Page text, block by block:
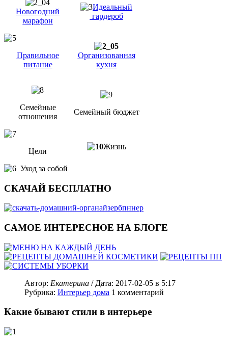
Новогодний
марафон
Идеальный
гардероб
Правильное
питание
Организованная
кухня
Семейные
отношения
Семейный бюджет
Цели
Жизнь
Уход за собой
СКАЧАЙ БЕСПЛАТНО
САМОЕ ИНТЕРЕСНОЕ НА БЛОГЕ
Автор: Екатерина / Дата: 2017-02-05 в 5:17
Рубрика: Интерьер дома 1 комментарий
Какие бывают стили в интерьере